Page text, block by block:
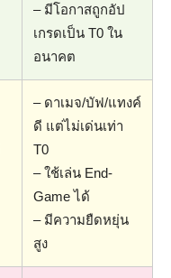
– มีโอกาสถูกอัป
เกรดเป็น T0 ใน
อนาคต
– ดาเมจ/บัฟ/แทงค์
ดี แต่ไม่เด่นเท่า
T0
– ใช้เล่น End-
Game ได้
– มีความยืดหยุ่น
สูง